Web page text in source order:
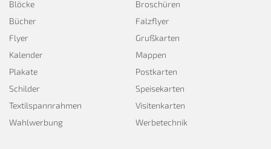
Blöcke
Broschüren
Bücher
Falzflyer
Flyer
Grußkarten
Kalender
Mappen
Plakate
Postkarten
Schilder
Speisekarten
Textilspannrahmen
Visitenkarten
Wahlwerbung
Werbetechnik